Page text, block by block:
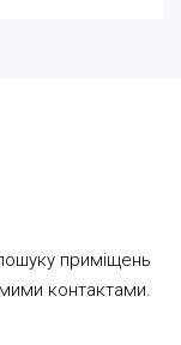
приміщень
контактами.